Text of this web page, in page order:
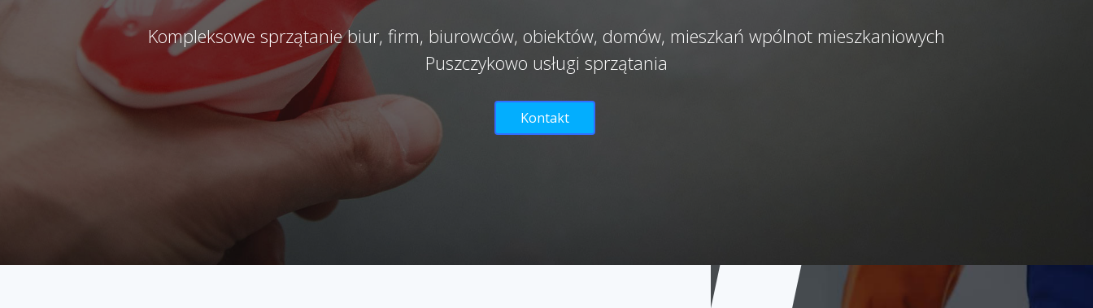
Kompleksowe sprzątanie biur, firm, biurowców, obiektów, domów, mieszkań wpólnot mieszkaniowych
Puszczykowo usługi sprzątania
Kontakt